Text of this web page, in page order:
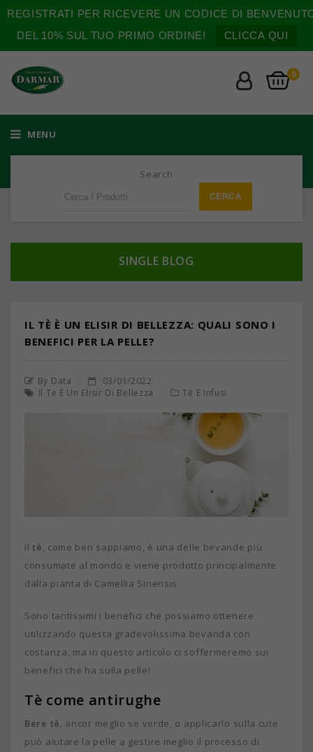
REGISTRATI PER RICEVERE UN CODICE DI
DEL 10% SUL TUO PRIMO ORDINE!
CLICCA QUI
0
MENU
Search
SINGLE BLOG
IL TÈ È UN ELISIR DI BELLEZZA: QUALI SONO I
BENEFICI PER LA PELLE?
By Data
03/01/2022
Il Tè È Un Elisir Di Bellezza
Tè E Infusi
Iltè , come ben sappiamo, è una delle bevande più
consumate al mondo e viene prodotto principalmente
dalla pianta di Camellia Sinensis.
Sono tantissimi i benefici che possiamo ottenere
utilizzando questa gradevolissima bevanda con
costanza, ma in questo articolo ci soffermeremo sui
benefici che ha sulla pelle!
Tè come antirughe
Bere tè , ancor meglio se verde, o applicarlo sulla cute
può aiutare la pelle a gestire meglio il processo di